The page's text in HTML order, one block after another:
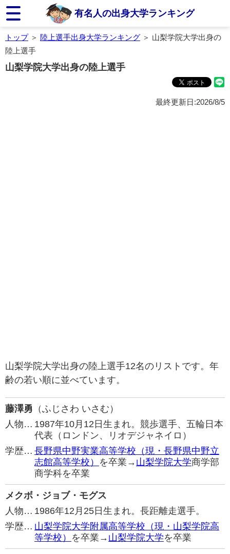
有名人の出身大学ランキング
トップ＞ 陸上選手出身大学ランキング ＞ 山梨学院大学出身の
陸上選手
山梨学院大学出身の陸上選手
最終更新日:2026/8/5
山梨学院大学出身の陸上選手12名のリストです。年
齢の若い順に並べています。
藤澤勇 （ふじさわ いさむ）
人物… 1987年10月12日生まれ。競歩選手、五輪日本
代表（ロンドン、リオデジャネイロ）
学歴… 長野県中野実業高等学校（現・長野県中野立
志館高等学校） を卒業→ 山梨学院大学商学部
商学科を卒業
メクボ・ジョブ・モグス
人物… 1986年12月25日生まれ。長距離走選手。
学歴… 山梨学院大学附属高等学校（現・山梨学院高
等学校） を卒業→ 山梨学院大学を卒業